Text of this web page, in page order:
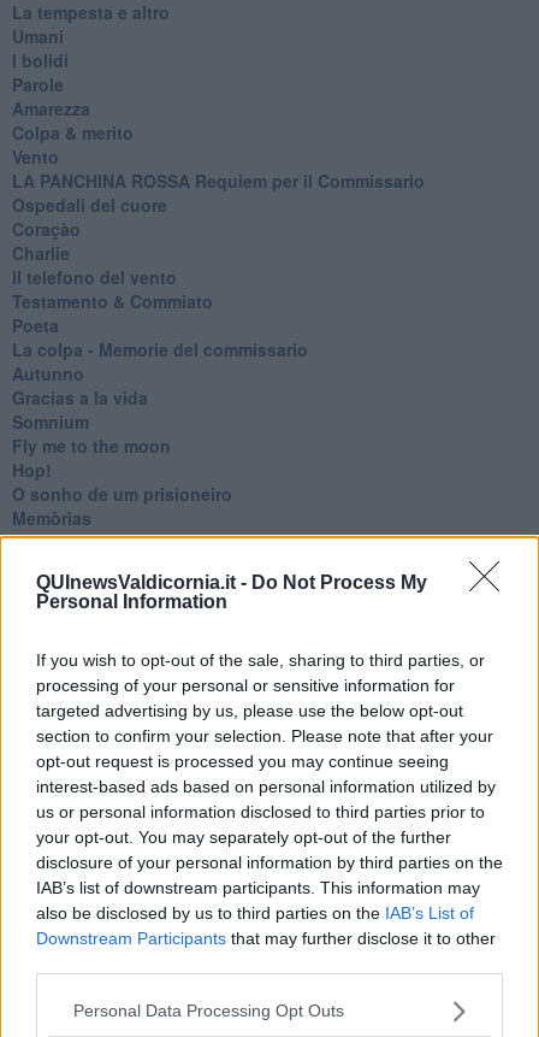
QUInewsValdicornia.it - Do Not Process My
Personal Information
If you wish to opt-out of the sale, sharing to third parties, or
processing of your personal or sensitive information for
targeted advertising by us, please use the below opt-out
section to confirm your selection. Please note that after your
opt-out request is processed you may continue seeing
interest-based ads based on personal information utilized by
us or personal information disclosed to third parties prior to
your opt-out. You may separately opt-out of the further
disclosure of your personal information by third parties on the
IAB’s list of downstream participants. This information may
also be disclosed by us to third parties on the IAB’s List of
Downstream Participants that may further disclose it to other
Personal Data Processing Opt Outs
La tempesta e altro
Umani
I bolidi
Parole
Amarezza
Colpa & merito
Vento
​LA PANCHINA ROSSA Requiem per il Commissario
Ospedali del cuore
Coraçào
Charlie
Il telefono del vento
Testamento & Commiato
Poeta
​La colpa - Memorie del commissario
Autunno
Gracias a la vida
Somnium
Fly me to the moon
Hop!
O sonho de um prisioneiro
Memòrias
Sto qui
Bestiario
Pillole
​“D” come delitto
Belle lettere
25 Aprile
Todo el bien, todo el mal
Silenzio
Le parole
​L’Australiana
Le stelle del jazz
Vita & morte
Auguri
Moro
Passanti
Continuando, la nonna e il carretto
Metaverso smart
Fiamme